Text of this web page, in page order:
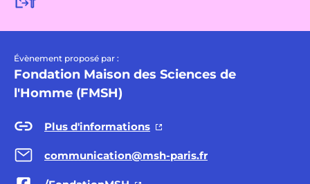
Évènement proposé par :
Fondation Maison des Sciences de
l'Homme (FMSH)
Plus d'informations
communication@msh-paris.fr